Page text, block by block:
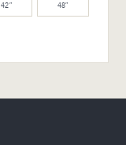
42″ 48″